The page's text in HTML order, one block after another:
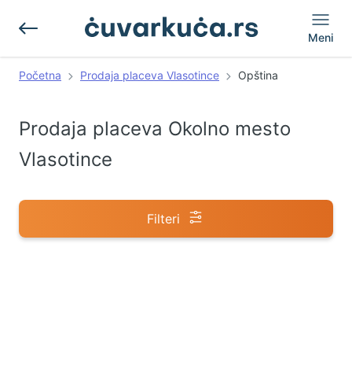
Meni
Početna Prodaja placeva Vlasotince Opština
Prodaja placeva Okolno mesto
Vlasotince
Filteri